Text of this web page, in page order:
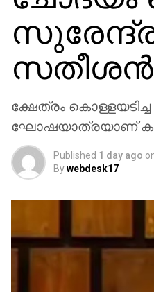
സതീശന്‍
ക്ഷേത്രം
ഘോഷയാത്രയാണ്
Published 1 day ago
Bywebdesk17